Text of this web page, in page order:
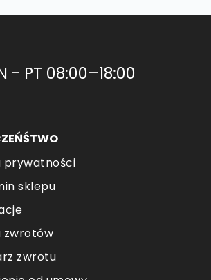
- PT 08:00–18:00
prywatności
sklepu
zwrotów
zwrotu